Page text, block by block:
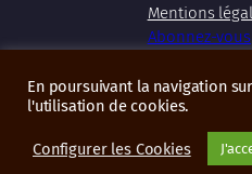
Mentions
Abonnez-vous
Copyright 2026 –
En poursuivant la navigation
l'utilisation de cookies.
Configurer les Cookies